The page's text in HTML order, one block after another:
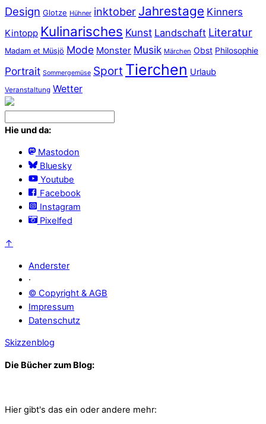
Design Glotze Hühner inktober Jahrestage Kinners
Kintopp Kulinarisches Kunst Landschaft Literatur
Madam et Müsjö Mode Monster Musik Märchen Obst Philosophie
Portrait Sommergemüse Sport Tierchen Urlaub
Veranstaltung Wetter
Hie und da:
Mastodon
Bluesky
Youtube
Facebook
Instagram
Pixelfed
↑
Anderster
·
© Copyright & AGB
Impressum
Datenschutz
Skizzenblog
Die Bücher zum Blog:
Hier gibt's das ein oder andere mehr: